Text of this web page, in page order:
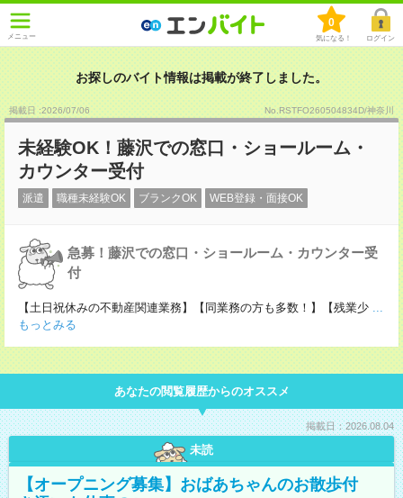
メニュー
0
気になる！ ログイン
お探しのバイト情報は掲載が終了しました。
掲載日 :2026/07/06 No.RSTFO260504834D/神奈川
未経験OK！藤沢での窓口・ショールーム・
カウンター受付
派遣 職種未経験OK ブランクOK WEB登録・面接OK
急募！藤沢での窓口・ショールーム・カウンター受
付
【土日祝休みの不動産関連業務】【同業務の方も多数！】【残業少 ...
もっとみる
あなたの閲覧履歴からのオススメ
掲載日：2026.08.04
未読
【オープニング募集】おばあちゃんのお散歩付